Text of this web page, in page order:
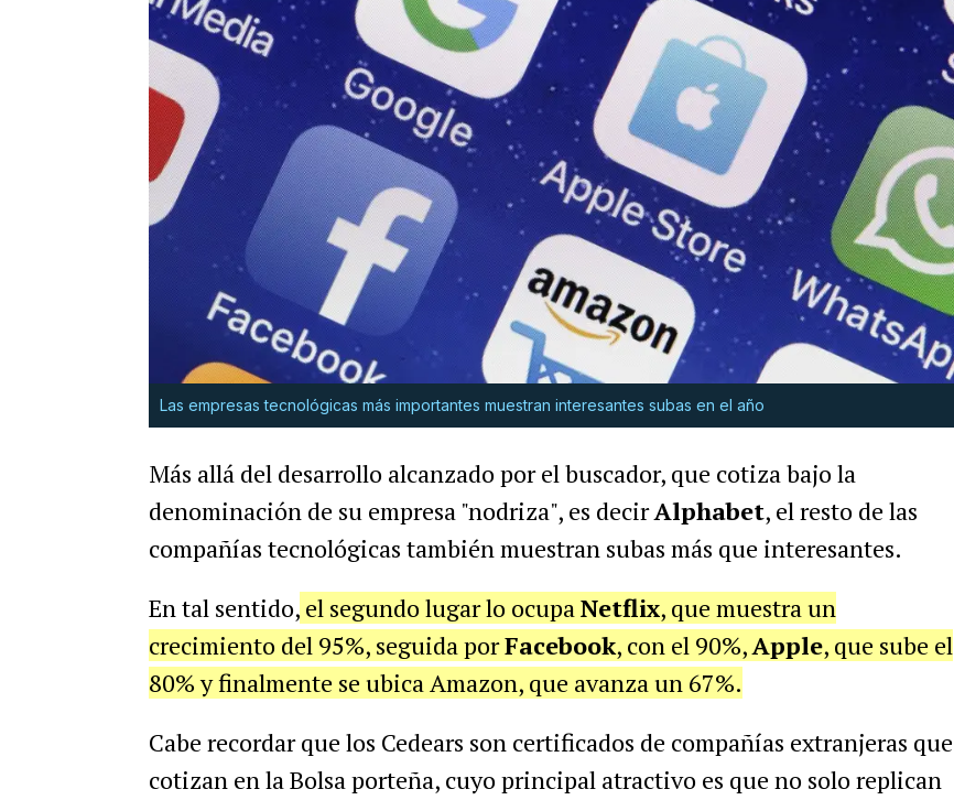
Las empresas tecnológicas más importantes muestran interesantes subas en el año
Más allá del desarrollo alcanzado por el buscador, que cotiza bajo la
denominación de su empresa "nodriza", es decirAlphabet, el resto de las
compañías tecnológicas también muestran subas más que interesantes.
En tal sentido,el segundo lugar lo ocupaNetflix, que muestra un
crecimiento del 95%, seguida porFacebook, con el 90%,Apple, que sube el
80% y finalmente se ubica Amazon, que avanza un 67%.
Cabe recordar que los Cedears son certificados de compañías extranjeras que
cotizan en la Bolsa porteña, cuyo principal atractivo es que no solo replican